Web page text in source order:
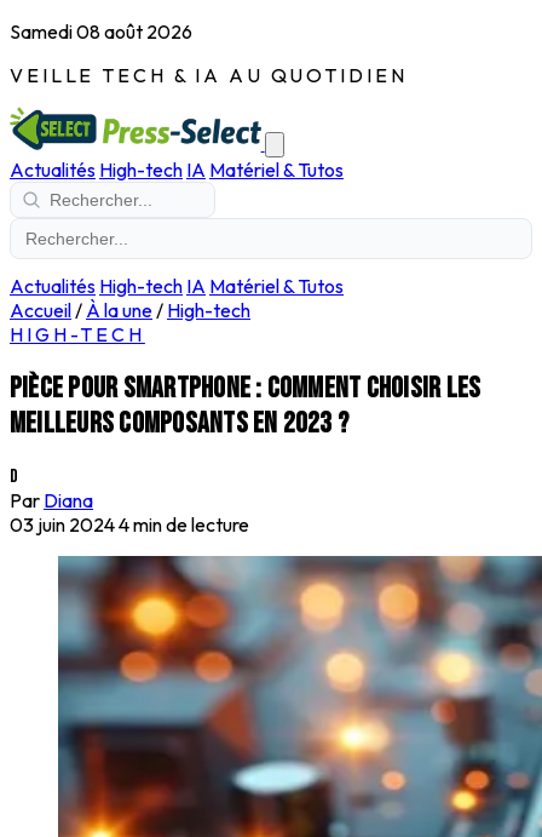
Samedi 08 août 2026
VEILLE TECH & IA AU QUOTIDIEN
Actualités High-tech IA Matériel & Tutos
Actualités High-tech IA Matériel & Tutos
Accueil/ À la une/ High-tech
HIGH-TECH
Pièce pour smartphone : comment choisir les
meilleurs composants en 2023 ?
D
Par Diana
03 juin 20244 min de lecture